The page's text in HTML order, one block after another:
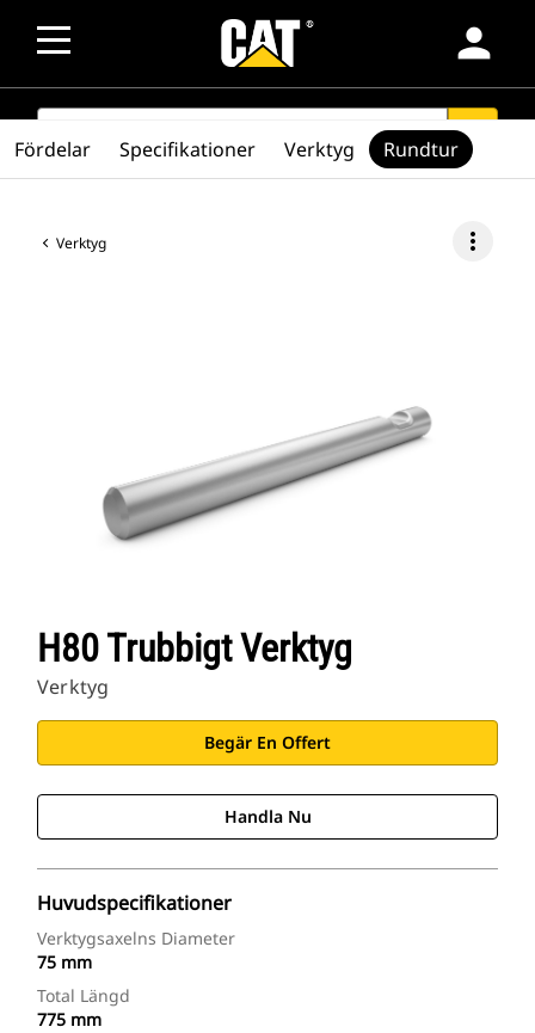
person
SEARCH search
Verktyg more_vert
H80 Trubbigt Verktyg
Verktyg
Begär En Offert
Handla Nu
Huvudspecifikationer
Verktygsaxelns Diameter
75 mm
Total Längd
775 mm
Fördelar Specifikationer Verktyg Rundtur